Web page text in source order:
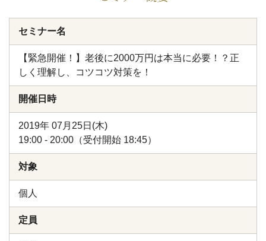
セミナー名
【緊急開催！】老後に2000万円は本当に必要！？正
しく理解し、コツコツ対策を！
開催日時
2019年 07月25日(木)
19:00 - 20:00（受付開始 18:45）
対象
個人
定員